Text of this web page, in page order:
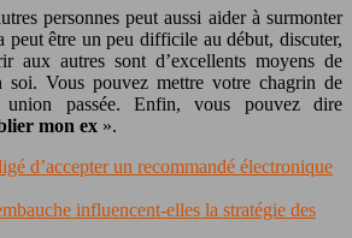
personnes peut aussi aider à surmonter
peut être un peu difficile au début, discuter,
aux autres sont d’excellents moyens de
soi. Vous pouvez mettre votre chagrin de
passée. Enfin, vous pouvez dire
mon ex ».
d’accepter un recommandé électronique
influencent-elles la stratégie des